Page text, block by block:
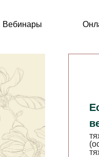
Вебинары